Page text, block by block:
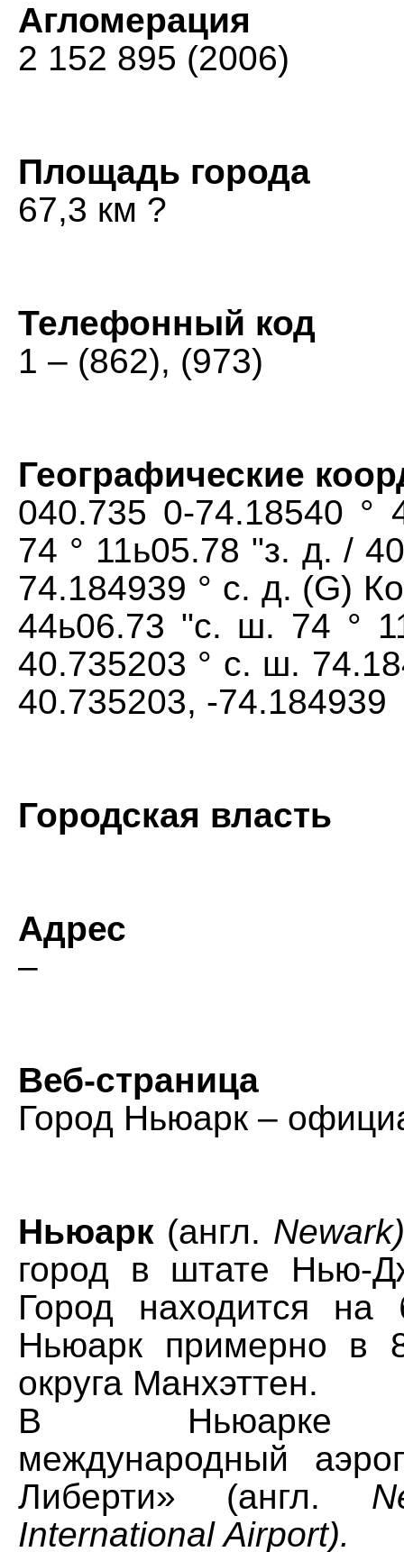
Агломерация
2 152 895 (2006)
Площадь города
67,3 км ?
Телефонный код
1 – (862), (973)
Географические
040.735 0-74.18540 °
74 ° 11ь05.78 "з. д. /
74.184939 ° с. д. (G)
44ь06.73 "с. ш. 74 °
40.735203 ° с. ш.
40.735203, -74.184939
Городская власть
Адрес
–
Веб-страница
Город Ньюарк –
Ньюарк (англ. Newark)
город в штате Нью-
Город находится на
Ньюарк примерно в
округа Манхэттен.
В Ньюарке
международный
Либерти» (англ.
International Airport).